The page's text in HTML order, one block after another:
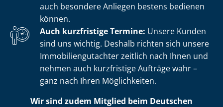
auch besondere Anliegen bestens bedienen
können.
Auch kurzfristige Termine: Unsere Kunden
sind uns wichtig. Deshalb richten sich unsere
Im­mo­bi­li­en­gut­ach­ter zeitlich nach Ihnen und
nehmen auch kurzfristige Aufträge wahr –
ganz nach Ihren Möglichkeiten.
Wir sind zudem Mitglied beim Deutschen